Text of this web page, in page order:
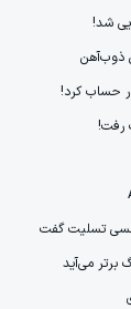
شد!
ذوب‌آهن
حساب کرد!
رفت!
مسی تسلیت گفت
برتر می‌آید